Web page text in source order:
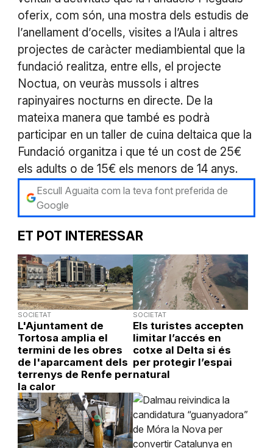
oferix, com són, una mostra dels estudis de
l’anellament d’ocells, visites a l’Aula i altres
projectes de caràcter mediambiental que la
fundació realitza, entre ells, el projecte
Noctua, on veuràs mussols i altres
rapinyaires nocturns en directe. De la
mateixa manera que també es podrà
participar en un taller de cuina deltaica que la
Fundació organitza i que té un cost de 25€
els adults o de 15€ els menors de 14 anys.
Escull Aguaita com la teva font preferida de
Google
ET POT INTERESSAR
SOCIETAT
L'Ajuntament de
Tortosa amplia el
termini de les obres
de l'aparcament dels
terrenys de Renfe per
la calor
SOCIETAT
Els turistes accepten
limitar l’accés en
cotxe al Delta si és
per protegir l’espai
natural